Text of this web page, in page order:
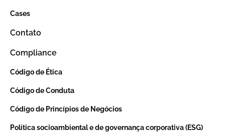
Cases
Contato
Compliance
Código de Ética
Código de Conduta
Código de Princípios de Negócios
Política socioambiental e de governança corporativa (ESG)